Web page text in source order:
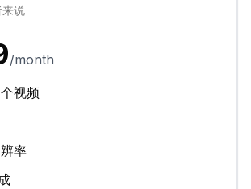
来说
/month
视频
率